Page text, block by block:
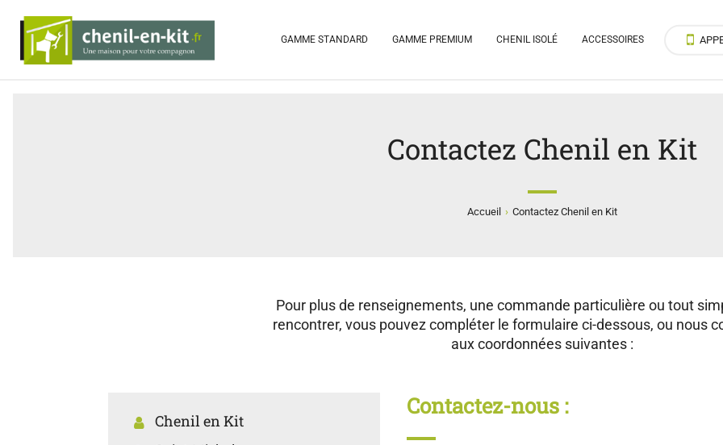
GAMME STANDARD GAMME PREMIUM CHENIL ISOLÉ ACCESSOIRES
Contactez Chenil en Kit
Accueil › Contactez Chenil en Kit
Pour plus de renseignements, une commande particulière ou tout
rencontrer, vous pouvez compléter le formulaire ci-dessous, ou nous
aux coordonnées suivantes :
Chenil en Kit
Contactez-nous :